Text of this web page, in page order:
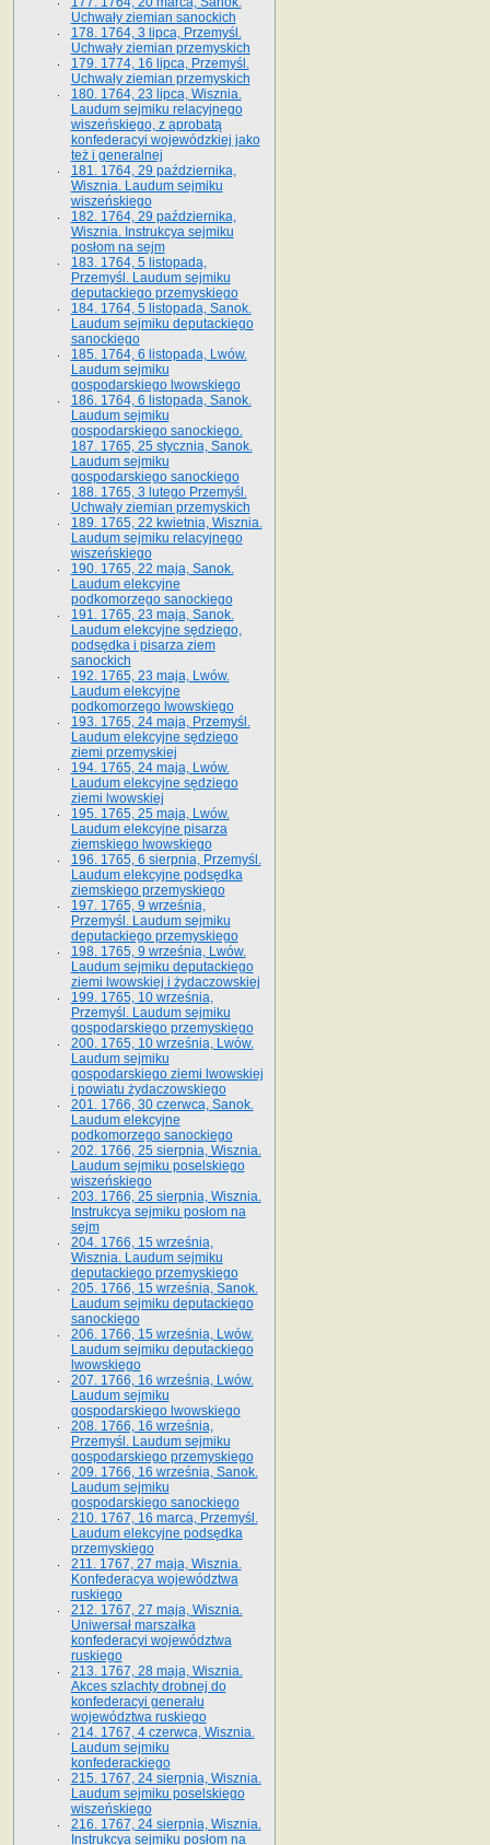
Uchwały ziemian sanockich
178. 1764, 3 lipca, Przemyśl.
Uchwały ziemian przemyskich
179. 1774, 16 lipca, Przemyśl.
Uchwały ziemian przemyskich
180. 1764, 23 lipca, Wisznia.
Laudum sejmiku relacyjnego
wiszeńskiego, z aprobatą
konfederacyi wojewódzkiej jako
też i generalnej
181. 1764, 29 października,
Wisznia. Laudum sejmiku
wiszeńskiego
182. 1764, 29 października,
Wisznia. Instrukcya sejmiku
posłom na sejm
183. 1764, 5 listopada,
Przemyśl. Laudum sejmiku
deputackiego przemyskiego
184. 1764, 5 listopada, Sanok.
Laudum sejmiku deputackiego
sanockiego
185. 1764, 6 listopada, Lwów.
Laudum sejmiku
gospodarskiego lwowskiego
186. 1764, 6 listopada, Sanok.
Laudum sejmiku
gospodarskiego sanockiego.
187. 1765, 25 stycznia, Sanok.
Laudum sejmiku
gospodarskiego sanockiego
188. 1765, 3 lutego Przemyśl.
Uchwały ziemian przemyskich
189. 1765, 22 kwietnia, Wisznia.
Laudum sejmiku relacyjnego
wiszeńskiego
190. 1765, 22 maja, Sanok.
Laudum elekcyjne
podkomorzego sanockiego
191. 1765, 23 maja, Sanok.
Laudum elekcyjne sędziego,
podsędka i pisarza ziem
sanockich
192. 1765, 23 maja, Lwów.
Laudum elekcyjne
podkomorzego lwowskiego
193. 1765, 24 maja, Przemyśl.
Laudum elekcyjne sędziego
ziemi przemyskiej
194. 1765, 24 maja, Lwów.
Laudum elekcyjne sędziego
ziemi lwowskiej
195. 1765, 25 maja, Lwów.
Laudum elekcyjne pisarza
ziemskiego lwowskiego
196. 1765, 6 sierpnia, Przemyśl.
Laudum elekcyjne podsędka
ziemskiego przemyskiego
197. 1765, 9 września,
Przemyśl. Laudum sejmiku
deputackiego przemyskiego
198. 1765, 9 września, Lwów.
Laudum sejmiku deputackiego
ziemi lwowskiej i żydaczowskiej
199. 1765, 10 września,
Przemyśl. Laudum sejmiku
gospodarskiego przemyskiego
200. 1765, 10 września, Lwów.
Laudum sejmiku
gospodarskiego ziemi lwowskiej
i powiatu żydaczowskiego
201. 1766, 30 czerwca, Sanok.
Laudum elekcyjne
podkomorzego sanockiego
202. 1766, 25 sierpnia, Wisznia.
Laudum sejmiku poselskiego
wiszeńskiego
203. 1766, 25 sierpnia, Wisznia.
Instrukcya sejmiku posłom na
sejm
204. 1766, 15 września,
Wisznia. Laudum sejmiku
deputackiego przemyskiego
205. 1766, 15 września, Sanok.
Laudum sejmiku deputackiego
sanockiego
206. 1766, 15 września, Lwów.
Laudum sejmiku deputackiego
lwowskiego
207. 1766, 16 września, Lwów.
Laudum sejmiku
gospodarskiego lwowskiego
208. 1766, 16 września,
Przemyśl. Laudum sejmiku
gospodarskiego przemyskiego
209. 1766, 16 września, Sanok.
Laudum sejmiku
gospodarskiego sanockiego
210. 1767, 16 marca, Przemyśl.
Laudum elekcyjne podsędka
przemyskiego
211. 1767, 27 maja, Wisznia.
Konfederacya województwa
ruskiego
212. 1767, 27 maja, Wisznia.
Uniwersał marszałka
konfederacyi województwa
ruskiego
213. 1767, 28 maja, Wisznia.
Akces szlachty drobnej do
konfederacyi generału
województwa ruskiego
214. 1767, 4 czerwca, Wisznia.
Laudum sejmiku
konfederackiego
215. 1767, 24 sierpnia, Wisznia.
Laudum sejmiku poselskiego
wiszeńskiego
216. 1767, 24 sierpnia, Wisznia.
Instrukcya sejmiku posłom na